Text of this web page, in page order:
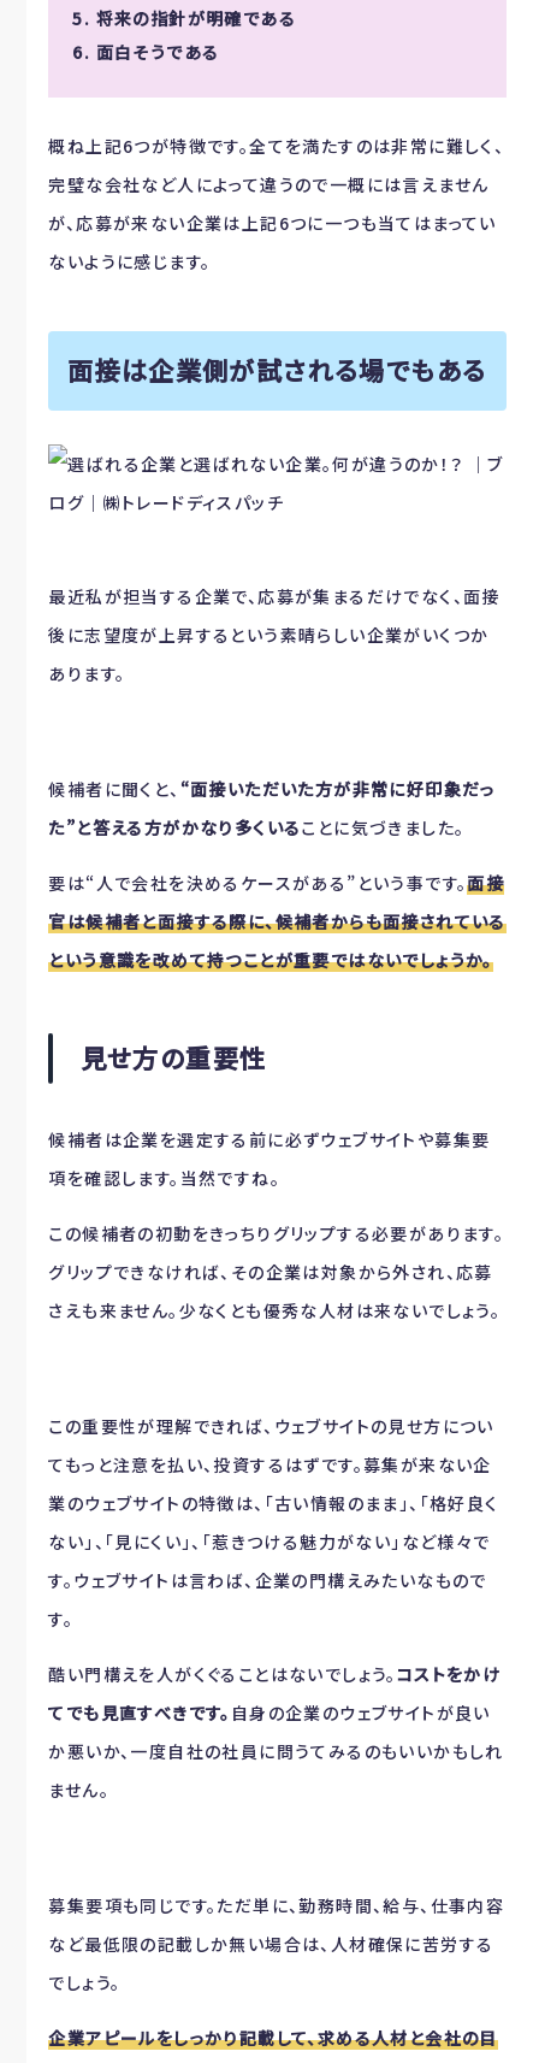
5. 将来の指針が明確である
6. 面白そうである
概ね上記6つが特徴です。全てを満たすのは非常に難しく、
完璧な会社など人によって違うので一概には言えません
が、応募が来ない企業は上記6つに一つも当てはまってい
ないように感じます。
面接は企業側が試される場でもある
最近私が担当する企業で、応募が集まるだけでなく、面接
後に志望度が上昇するという素晴らしい企業がいくつか
あります。
候補者に聞くと、 “面接いただいた方が非常に好印象だっ
た”と答える方がかなり多くいることに気づきました。
要は“人で会社を決めるケースがある”という事です。面接
官は候補者と面接する際に、候補者からも面接されている
という意識を改めて持つことが重要ではないでしょうか。
見せ方の重要性
候補者は企業を選定する前に必ずウェブサイトや募集要
項を確認します。当然ですね。
この候補者の初動をきっちりグリップする必要があります。
グリップできなければ、その企業は対象から外され、応募
さえも来ません。少なくとも優秀な人材は来ないでしょう。
この重要性が理解できれば、ウェブサイトの見せ方につい
てもっと注意を払い、投資するはずです。募集が来ない企
業のウェブサイトの特徴は、「古い情報のまま」、「格好良く
ない」、「見にくい」、「惹きつける魅力がない」など様々で
す。ウェブサイトは言わば、企業の門構えみたいなもので
す。
酷い門構えを人がくぐることはないでしょう。 コストをかけ
てでも見直すべきです。 自身の企業のウェブサイトが良い
か悪いか、一度自社の社員に問うてみるのもいいかもしれ
ません。
募集要項も同じです。ただ単に、勤務時間、給与、仕事内容
など最低限の記載しか無い場合は、人材確保に苦労する
でしょう。
企業アピールをしっかり記載して、求める人材と会社の目